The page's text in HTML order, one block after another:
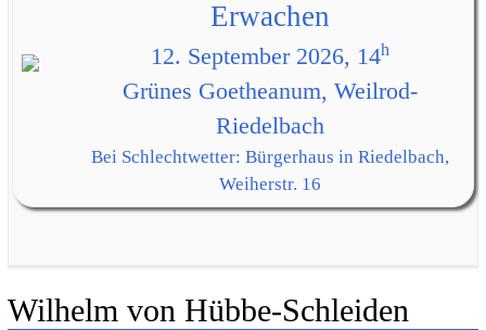
Erwachen
12. September 2026, 14h
Grünes Goetheanum, Weilrod-
Riedelbach
Bei Schlechtwetter: Bürgerhaus in Riedelbach,
Weiherstr. 16
Wilhelm von Hübbe-Schleiden